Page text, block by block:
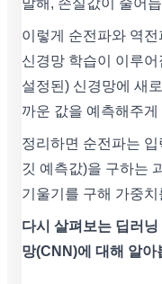
말해, 손실값이 줄어
이렇게 순전파와 역
신경망 학습이 이루
설정된) 신경망에 새
까운 값을 예측해주게
정리하면 순전파는
깃 예측값)을 구하는
기울기를 구해 가중
다시 살펴보는 딥러
망(CNN)에 대해 알아